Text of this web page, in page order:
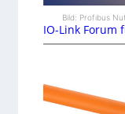
Bild: Profibus
IO-Link Forum